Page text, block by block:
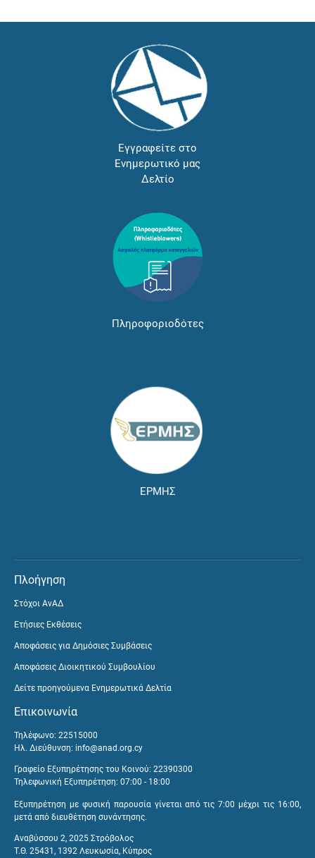
Εγγραφείτε στο
Ενημερωτικό μας
Δελτίο
Πληροφοριοδότες
ΕΡΜΗΣ
Πλοήγηση
Στόχοι ΑνΑΔ
Ετήσιες Εκθέσεις
Αποφάσεις για Δημόσιες Συμβάσεις
Αποφάσεις Διοικητικού Συμβουλίου
Δείτε προηγούμενα Ενημερωτικά Δελτία
Επικοινωνία
Τηλέφωνο: 22515000
Ηλ. Διεύθυνση: info@anad.org.cy
Γραφείο Εξυπηρέτησης του Κοινού: 22390300
Τηλεφωνική Εξυπηρέτηση: 07:00 - 18:00
Εξυπηρέτηση με φυσική παρουσία γίνεται από τις 7:00 μέχρι τις 16:00,
μετά από διευθέτηση συνάντησης.
Αναβύσσου 2, 2025 Στρόβολος
Τ.Θ. 25431, 1392 Λευκωσία, Κύπρος